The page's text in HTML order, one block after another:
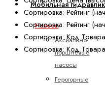
Мобильная
Насосы
Аксиально-
поршневые
насосы
Героторные
Сортировка: Рейтинг
Сортировка: Рейтинг
Сортировка: Код
Сортировка: Код